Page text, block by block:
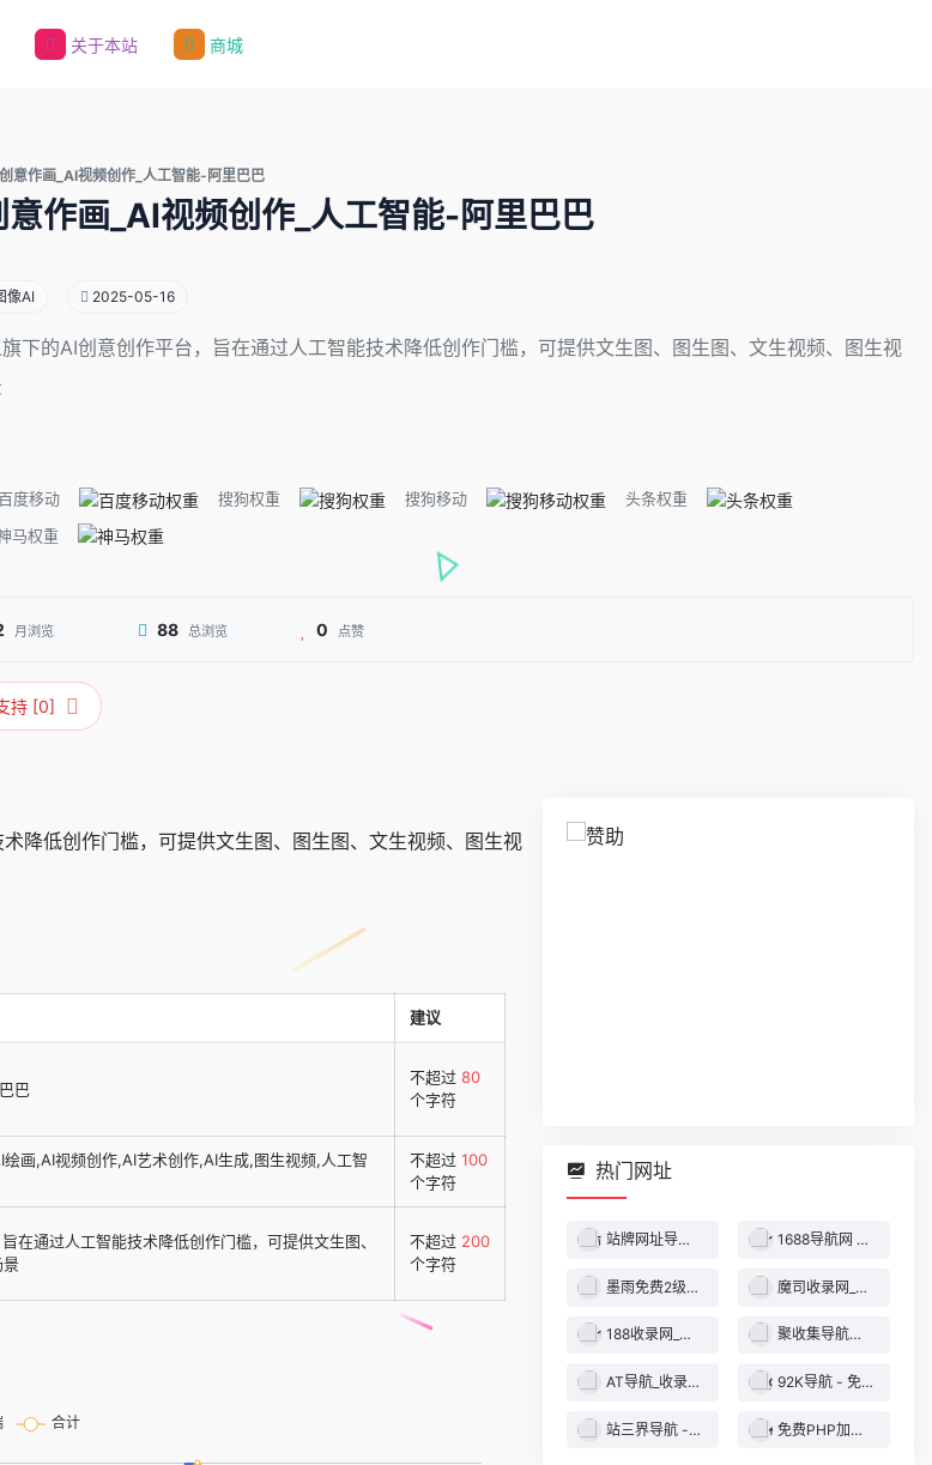
关于本站 商城
意作画_AI视频创作_人工智能-阿里巴巴
作画_AI视频创作_人工智能-阿里巴巴
像AI 2025-05-16
下的AI创意创作平台，旨在通过人工智能技术降低创作门槛，可提供文生图、图生图、文生视频、图生视
百度移动 搜狗权重 搜狗移动
头条权重
马权重
月浏览 88 总浏览 0 点赞
持 [0]
降低创作门槛，可提供文生图、图生图、文生视频、图生视
建议
巴
不超过 80
个字符
画,AI视频创作,AI艺术创作,AI生成,图生视频,人工智
不超过 100
个字符
在通过人工智能技术降低创作门槛，可提供文生图、
景
不超过 200
个字符
热门网址
站牌网址导航收录网 | 精选网站导航，自动秒收录服务 - 最全网址收录！ 1688导航网 - 技术导航 - 名站网址 - 名站导航 - 免费外链 - 免费收录网站
墨雨免费2级域名 - 二级域名分发服务平台 魔司收录网_分类目录网_免费网站目录_网站收录_网址提交_免费收录网站
188收录网_网站收录-友情链接交换-网址收录-自动秒收录 聚收集导航网 - 海量分类资源一站式导航
AT导航_收录网_免费收录网站_自动收录网_秒收录 92K导航 - 免费自动秒收录网址导航
站三界导航 - 网站目录,网址提交,分类目录,网站大全,名站导航之家 免费PHP加密系统 - PHP代码加密平台